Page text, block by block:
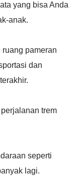
yang bisa Anda
anak.
pameran
dan
trem
seperti
lagi.